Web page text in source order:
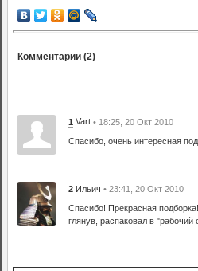
Комментарии (2)
1 Vart • 18:25, 20 Окт 2010
Спасибо, очень интересная
2 Ильич • 23:41, 20 Окт 2010
Спасибо! Прекрасная
глянув, распаковал в "рабочий